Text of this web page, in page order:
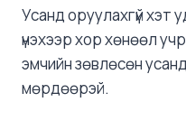
Усанд оруулахгүй хэт
үнэхээр хор хөнөөл
эмчийн зөвлөсөн
мөрдөөрэй.